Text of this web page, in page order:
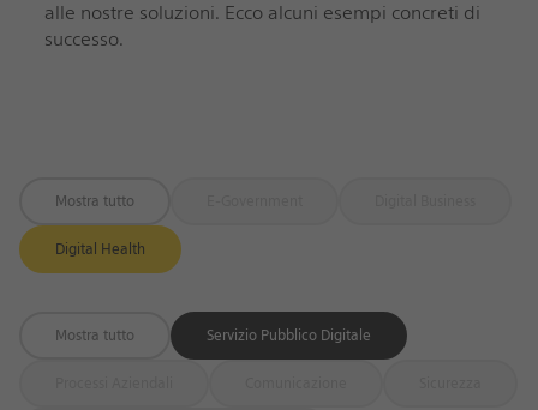
alle nostre soluzioni. Ecco alcuni esempi concreti di
successo.
Mostra tutto
Digital Health
Mostra tutto Servizio Pubblico Digitale